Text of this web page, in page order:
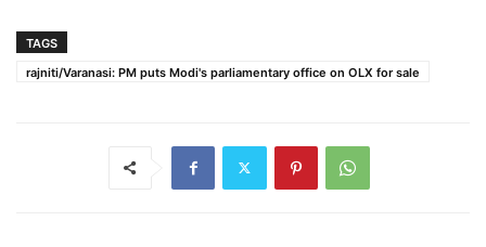
TAGS
rajniti/Varanasi: PM puts Modi's parliamentary office on OLX for sale